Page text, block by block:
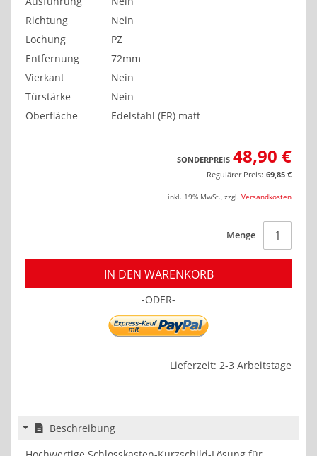
Richtung
Nein
Lochung
PZ
Entfernung
72mm
Vierkant
Nein
Türstärke
Nein
Oberfläche
Edelstahl (ER) matt
SONDERPREIS 48,90 €
Regulärer Preis: 69,85 €
inkl. 19% MwSt., zzgl. Versandkosten
Menge
IN DEN WARENKORB
-ODER-
Lieferzeit: 2-3 Arbeitstage
Beschreibung